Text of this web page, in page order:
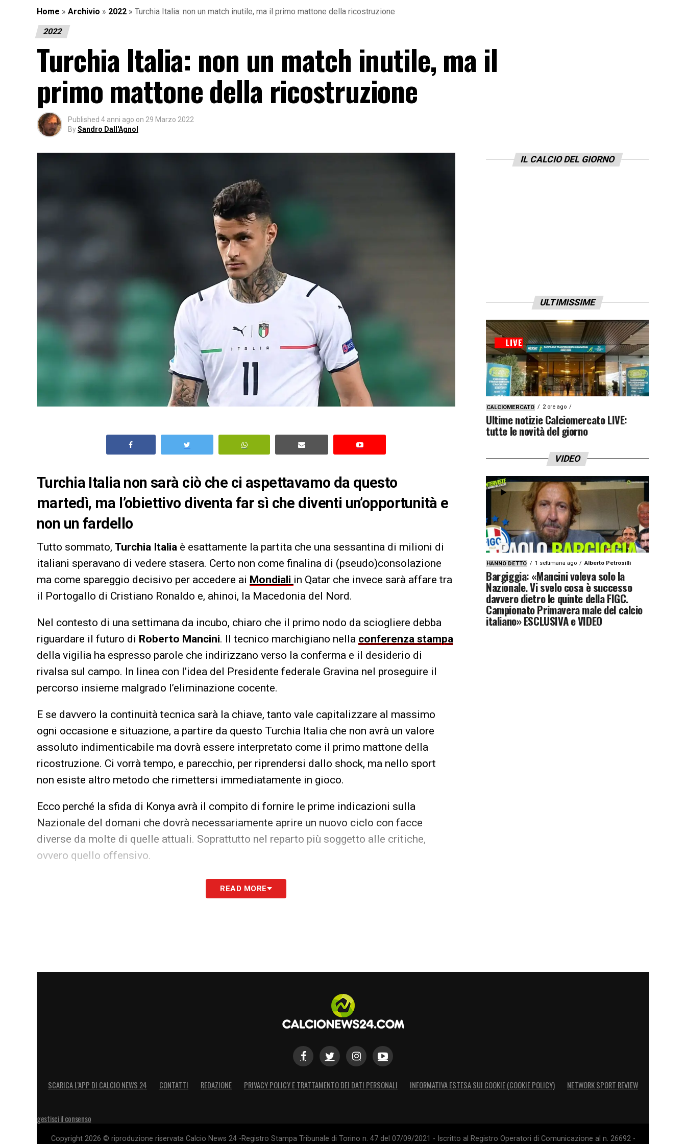
Home » Archivio » 2022 » Turchia Italia: non un match inutile, ma il primo mattone della ricostruzione
2022
Turchia Italia: non un match inutile, ma il
primo mattone della ricostruzione
Published 4 anni ago on 29 Marzo 2022
BySandro Dall'Agnol
Turchia Italia non sarà ciò che ci aspettavamo da questo
martedì, ma l’obiettivo diventa far sì che diventi un’opportunità e
non un fardello
Tutto sommato, Turchia Italia è esattamente la partita che una sessantina di milioni di
italiani speravano di vedere stasera. Certo non come finalina di (pseudo)consolazione
ma come spareggio decisivo per accedere ai Mondiali in Qatar che invece sarà affare tra
il Portogallo di Cristiano Ronaldo e, ahinoi, la Macedonia del Nord.
Nel contesto di una settimana da incubo, chiaro che il primo nodo da sciogliere debba
riguardare il futuro di Roberto Mancini. Il tecnico marchigiano nella conferenza stampa
della vigilia ha espresso parole che indirizzano verso la conferma e il desiderio di
rivalsa sul campo. In linea con l’idea del Presidente federale Gravina nel proseguire il
percorso insieme malgrado l’eliminazione cocente.
E se davvero la continuità tecnica sarà la chiave, tanto vale capitalizzare al massimo
ogni occasione e situazione, a partire da questo Turchia Italia che non avrà un valore
assoluto indimenticabile ma dovrà essere interpretato come il primo mattone della
ricostruzione. Ci vorrà tempo, e parecchio, per riprendersi dallo shock, ma nello sport
non esiste altro metodo che rimettersi immediatamente in gioco.
Ecco perché la sfida di Konya avrà il compito di fornire le prime indicazioni sulla
Nazionale del domani che dovrà necessariamente aprire un nuovo ciclo con facce
diverse da molte di quelle attuali. Soprattutto nel reparto più soggetto alle critiche,
ovvero quello offensivo.
Non sarà affatto casuale il probabile tridente che vedremo in Turchia, con
. Tre ragazzi sui quali il calcio italiano deve investire da
ITALIA FUORI DAI MONDIALI, DISASTRO ANNUNCIATO – VIDEO
READ MORE
IL CALCIO DEL GIORNO
ULTIMISSIME
CALCIOMERCATO 2 ore ago
Ultime notizie Calciomercato LIVE:
tutte le novità del giorno
VIDEO
HANNO DETTO 1 settimana ago Alberto Petrosilli
Bargiggia: «Mancini voleva solo la
Nazionale. Vi svelo cosa è successo
davvero dietro le quinte della FIGC.
Campionato Primavera male del calcio
italiano» ESCLUSIVA e VIDEO
SCARICA L’APP DI CALCIO NEWS 24 CONTATTI REDAZIONE PRIVACY POLICY E TRATTAMENTO DEI DATI PERSONALI INFORMATIVA ESTESA SUI COOKIE (COOKIE POLICY) NETWORK SPORT REVIEW
gestisci il consenso
Copyright 2026 © riproduzione riservata Calcio News 24 -Registro Stampa Tribunale di Torino n. 47 del 07/09/2021 - Iscritto al Registro Operatori di Comunicazione al n. 26692 -